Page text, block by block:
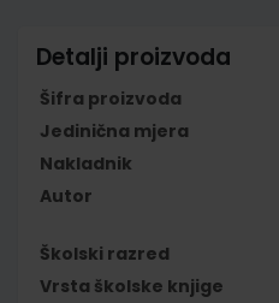
Detalji proizvoda
Šifra proizvoda
Jedinična mjera
Nakladnik
Autor
Školski razred
Vrsta školske knjige